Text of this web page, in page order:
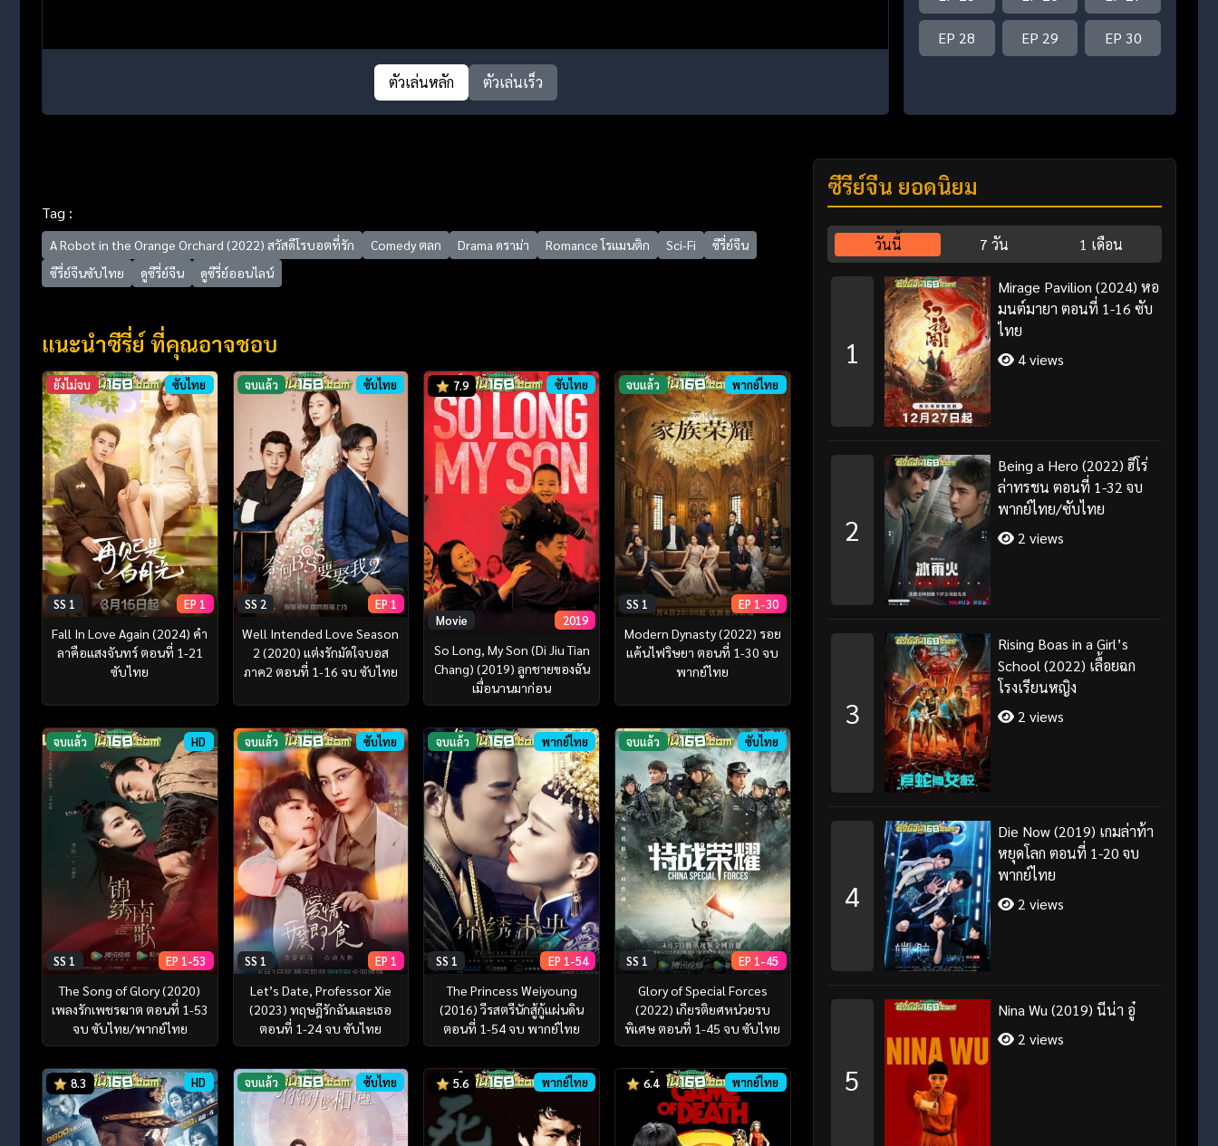
ตัวเล่นหลัก ตัวเล่นเร็ว
EP 28 EP 29 EP 30
Tag :
A Robot in the Orange Orchard (2022) สวัสดีโรบอตที่รัก Comedy ตลก Drama ดราม่า Romance โรแมนติก Sci-Fi
ซีรี่ย์จีน
ซีรี่ย์จีนซับไทย
ดูซีรี่ย์จีน ดูซีรี่ย์ออนไลน์
แนะนำซีรี่ย์ ที่คุณอาจชอบ
ยังไม่จบ ซับไทย
SS 1 EP 1
Fall In Love Again (2024) คำ
ลาคือแสงจันทร์ ตอนที่ 1-21
ซับไทย
จบแล้ว ซับไทย
SS 2 EP 1
Well Intended Love Season
2 (2020) แต่งรักมัดใจบอส
ภาค2 ตอนที่ 1-16 จบ ซับไทย
7.9 ซับไทย
Movie 2019
So Long, My Son (Di Jiu Tian
Chang) (2019) ลูกชายของฉัน
เมื่อนานมาก่อน
จบแล้ว พากย์ไทย
SS 1 EP 1-30
Modern Dynasty (2022) รอย
แค้นไฟริษยา ตอนที่ 1-30 จบ
พากย์ไทย
จบแล้ว HD
SS 1 EP 1-53
The Song of Glory (2020)
เพลงรักเพชรฆาต ตอนที่ 1-53
จบ ซับไทย/พากย์ไทย
จบแล้ว ซับไทย
SS 1 EP 1
Let’s Date, Professor Xie
(2023) ทฤษฎีรักฉันและเธอ
ตอนที่ 1-24 จบ ซับไทย
จบแล้ว พากย์ไทย
SS 1 EP 1-54
The Princess Weiyoung
(2016) วีรสตรีนักสู้กู้แผ่นดิน
ตอนที่ 1-54 จบ พากย์ไทย
จบแล้ว ซับไทย
SS 1 EP 1-45
Glory of Special Forces
(2022) เกียรติยศหน่วยรบ
พิเศษ ตอนที่ 1-45 จบ ซับไทย
8.3 HD จบแล้ว ซับไทย 5.6 พากย์ไทย 6.4 พากย์ไทย
ซีรี่ย์จีน ยอดนิยม
วันนี้ 7 วัน 1 เดือน
1
Mirage Pavilion (2024) หอ
มนต์มายา ตอนที่ 1-16 ซับ
ไทย
4 views
2
Being a Hero (2022) ฮีโร่
ล่าทรชน ตอนที่ 1-32 จบ
พากย์ไทย/ซับไทย
2 views
3
Rising Boas in a Girl’s
School (2022) เลื้อยฉก
โรงเรียนหญิง
2 views
4
Die Now (2019) เกมล่าท้า
หยุดโลก ตอนที่ 1-20 จบ
พากย์ไทย
2 views
5
Nina Wu (2019) นีน่า อู๋
2 views